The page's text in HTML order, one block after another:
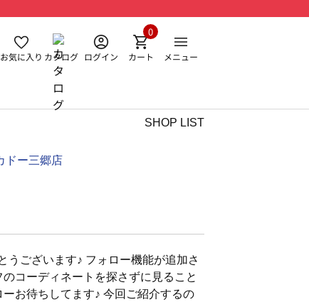
お気に入り カタログ ログイン カート
0
メニュー
SHOP LIST
ドー三郷店
うございます♪ フォロー機能が追加さ
コーディネートを探さずに見ること
お待ちしてます♪ 今回ご紹介するの